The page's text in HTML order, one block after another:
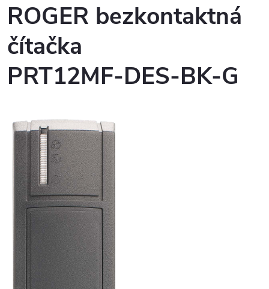
ROGER bezkontaktná
čítačka
PRT12MF-DES-BK-G